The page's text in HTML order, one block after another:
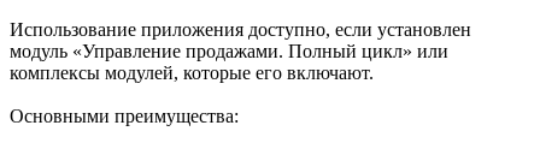
Использование приложения доступно, если установлен
модуль «Управление продажами. Полный цикл» или
комплексы модулей, которые его включают.
Основными преимущества: